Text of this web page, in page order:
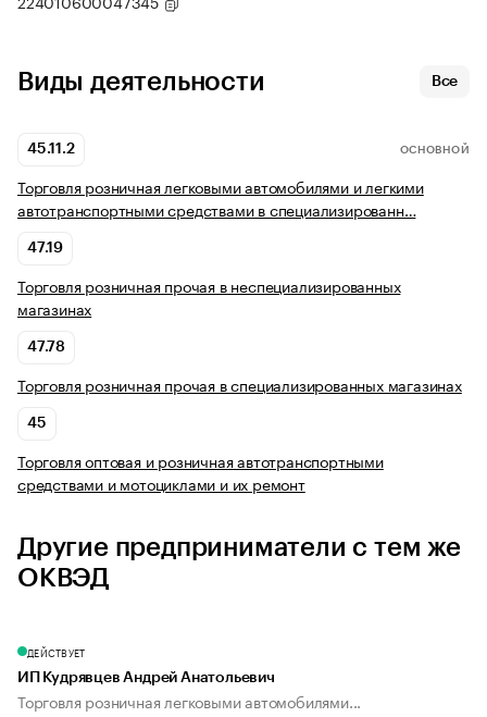
Виды деятельности Все
45.11.2 ОСНОВНОЙ
Торговля розничная легковыми автомобилями и легкими
автотранспортными средствами в специализированн…
47.19
Торговля розничная прочая в неспециализированных
магазинах
47.78
Торговля розничная прочая в специализированных магазинах
45
Торговля оптовая и розничная автотранспортными
средствами и мотоциклами и их ремонт
Другие предприниматели с тем же
ОКВЭД
ДЕЙСТВУЕТ
ИП Кудрявцев Андрей Анатольевич
Торговля розничная легковыми автомобилями...